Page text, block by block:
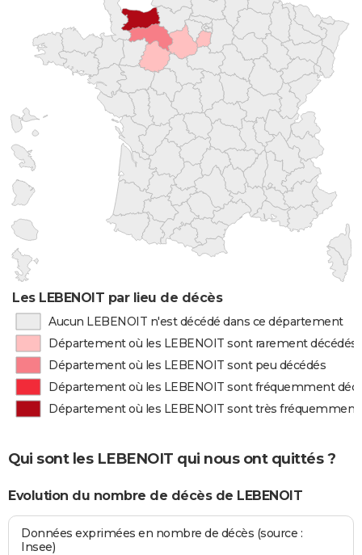
Les LEBENOIT par lieu de décès
Aucun LEBENOIT n'est décédé dans ce département
Département où les LEBENOIT sont rarement décédés
Département où les LEBENOIT sont peu décédés
Département où les LEBENOIT sont fréquemment
Département où les LEBENOIT sont très fréquemment
Qui sont les LEBENOIT qui nous ont quittés ?
Evolution du nombre de décès de LEBENOIT
Données exprimées en nombre de décès (source :
Insee)